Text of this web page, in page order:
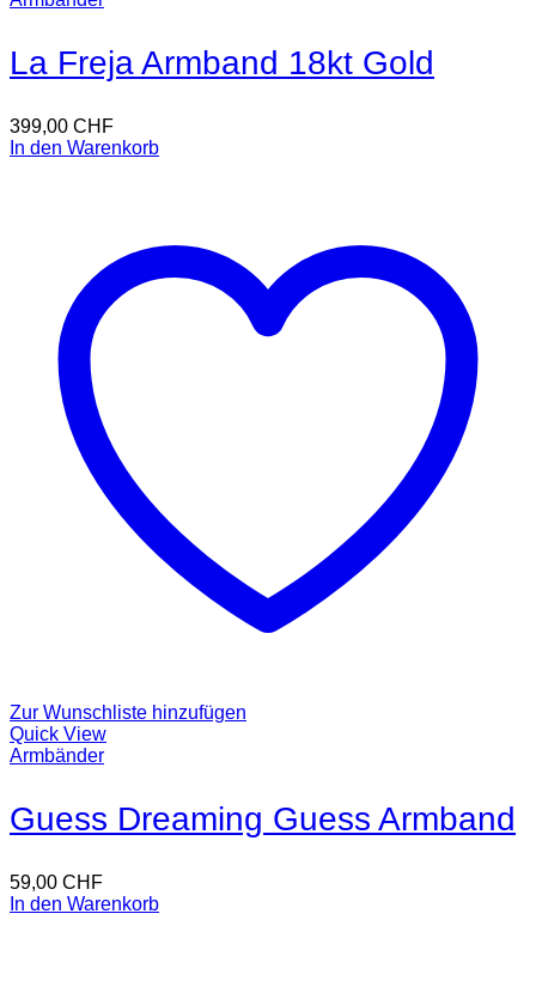
La Freja Armband 18kt Gold
399,00 CHF
In den Warenkorb
Zur Wunschliste hinzufügen
Quick View
Armbänder
Guess Dreaming Guess Armband
59,00 CHF
In den Warenkorb